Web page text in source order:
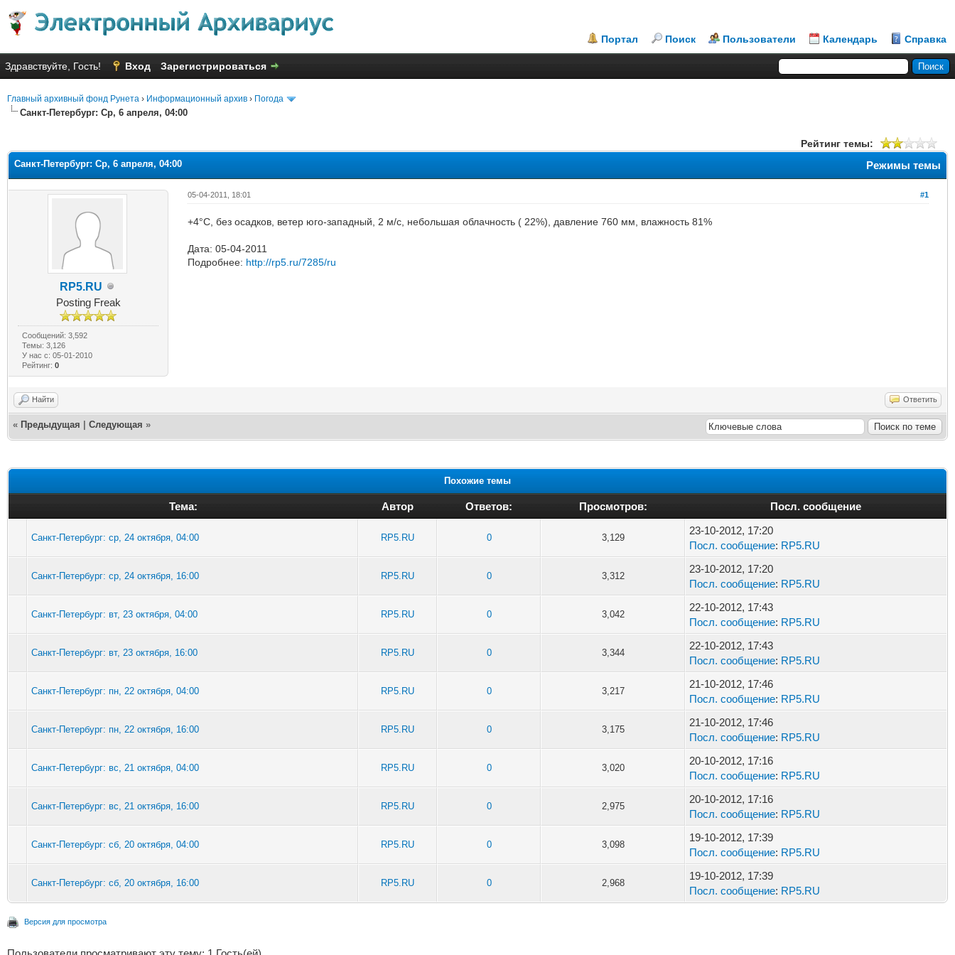
Портал Поиск Пользователи Календарь Справка
Здравствуйте, Гость! Вход Зарегистрироваться
Главный архивный фонд Рунета › Информационный архив › Погода
Санкт-Петербург: Ср, 6 апреля, 04:00
Рейтинг темы:
Режимы темы
Санкт-Петербург: Ср, 6 апреля, 04:00
RP5.RU
Posting Freak
Сообщений: 3,592
Темы: 3,126
У нас с: 05-01-2010
Рейтинг:0
#1
05-04-2011, 18:01
+4°C, без осадков, ветер юго-западный, 2 м/с, небольшая облачность ( 22%), давление 760 мм, влажность 81%
Дата: 05-04-2011
Подробнее: http://rp5.ru/7285/ru
Найти Ответить
« Предыдущая Следующая »
Похожие темы
Тема: Автор Ответов: Просмотров: Посл. сообщение
Санкт-Петербург: ср, 24 октября, 04:00 RP5.RU 0 3,129
23-10-2012, 17:20
Посл. сообщение: RP5.RU
Санкт-Петербург: ср, 24 октября, 16:00 RP5.RU 0 3,312
23-10-2012, 17:20
Посл. сообщение: RP5.RU
Санкт-Петербург: вт, 23 октября, 04:00 RP5.RU 0 3,042
22-10-2012, 17:43
Посл. сообщение: RP5.RU
Санкт-Петербург: вт, 23 октября, 16:00 RP5.RU 0 3,344
22-10-2012, 17:43
Посл. сообщение: RP5.RU
Санкт-Петербург: пн, 22 октября, 04:00 RP5.RU 0 3,217
21-10-2012, 17:46
Посл. сообщение: RP5.RU
Санкт-Петербург: пн, 22 октября, 16:00 RP5.RU 0 3,175
21-10-2012, 17:46
Посл. сообщение: RP5.RU
Санкт-Петербург: вс, 21 октября, 04:00 RP5.RU 0 3,020
20-10-2012, 17:16
Посл. сообщение: RP5.RU
Санкт-Петербург: вс, 21 октября, 16:00 RP5.RU 0 2,975
20-10-2012, 17:16
Посл. сообщение: RP5.RU
Санкт-Петербург: сб, 20 октября, 04:00 RP5.RU 0 3,098
19-10-2012, 17:39
Посл. сообщение: RP5.RU
Санкт-Петербург: сб, 20 октября, 16:00 RP5.RU 0 2,968
19-10-2012, 17:39
Посл. сообщение: RP5.RU
Версия для просмотра